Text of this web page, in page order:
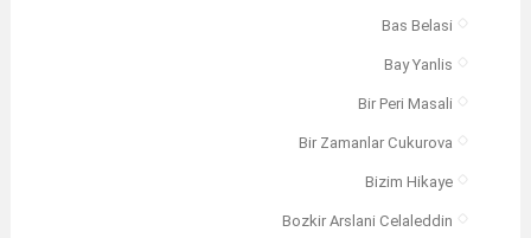
Bas Belasi
Bay Yanlis
Bir Peri Masali
Bir Zamanlar Cukurova
Bizim Hikaye
Bozkir Arslani Celaleddin